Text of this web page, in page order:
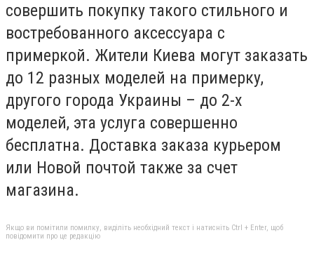
совершить покупку такого стильного и
востребованного аксессуара с
примеркой. Жители Киева могут заказать
до 12 разных моделей на примерку,
другого города Украины – до 2-х
моделей, эта услуга совершенно
бесплатна. Доставка заказа курьером
или Новой почтой также за счет
магазина.
Якщо ви помітили помилку, виділіть необхідний текст і натисніть Ctrl + Enter, щоб
повідомити про це редакцію